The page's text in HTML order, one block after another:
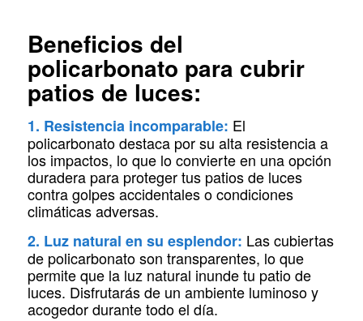
Beneficios del
policarbonato para cubrir
patios de luces:
1. Resistencia incomparable: El
policarbonato destaca por su alta resistencia a
los impactos, lo que lo convierte en una opción
duradera para proteger tus patios de luces
contra golpes accidentales o condiciones
climáticas adversas.
2. Luz natural en su esplendor: Las cubiertas
de policarbonato son transparentes, lo que
permite que la luz natural inunde tu patio de
luces. Disfrutarás de un ambiente luminoso y
acogedor durante todo el día.